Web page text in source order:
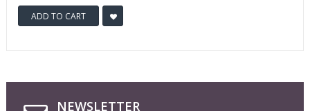
ADD TO CART
NEWSLETTER